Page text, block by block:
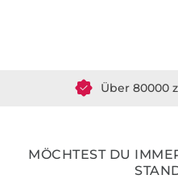
MÖCHTEST DU